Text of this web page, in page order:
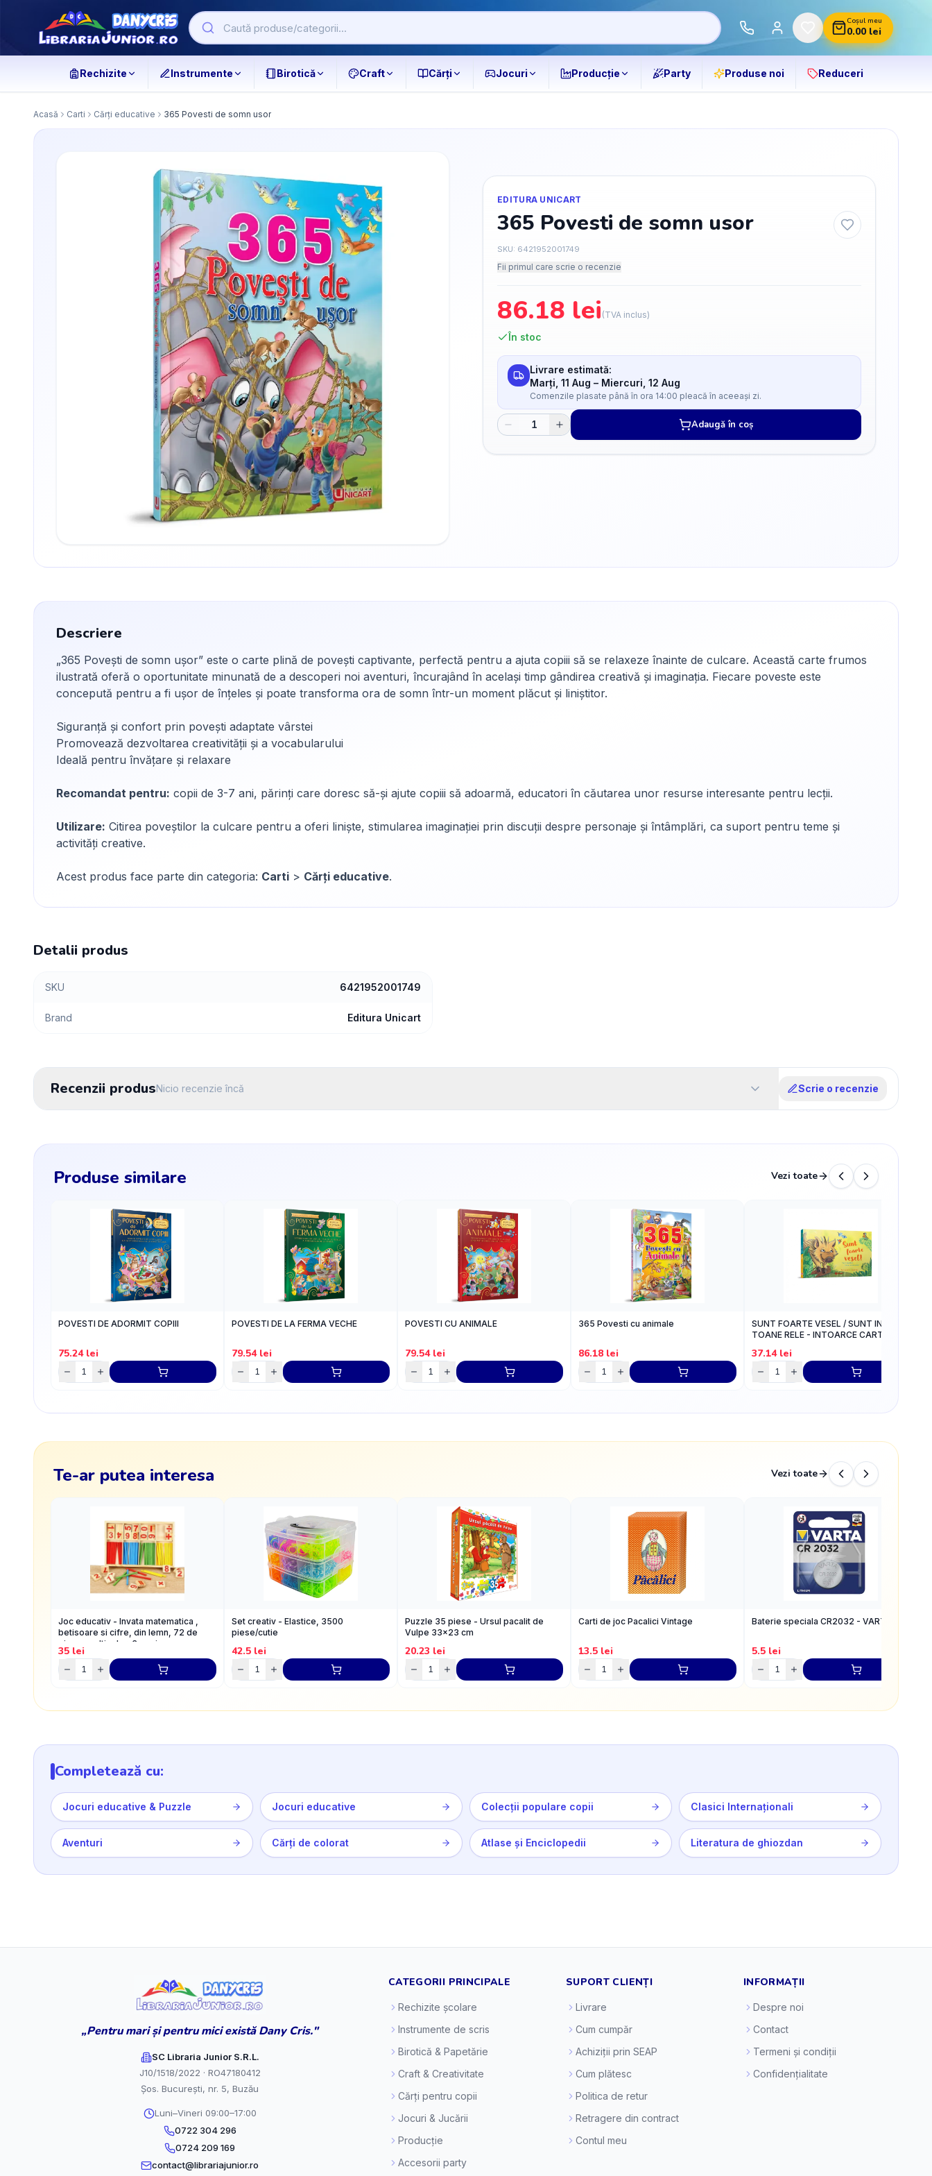
Coșul meu
0.00lei
Rechizite Instrumente Birotică Craft Cărți Jocuri Producție Party Produse noi Reduceri
Acasă Carti Cărți educative 365 Povesti de somn usor
EDITURA UNICART
365 Povesti de somn usor
SKU: 6421952001749
Fii primul care scrie o recenzie
86.18 lei (TVA inclus)
În stoc
Livrare estimată:
Marți, 11 Aug – Miercuri, 12 Aug
Comenzile plasate până în ora 14:00 pleacă în aceeași zi.
Adaugă în coș
Descriere
„365 Povești de somn ușor” este o carte plină de povești captivante, perfectă pentru a ajuta copiii să se relaxeze înainte de culcare. Această carte frumos
ilustrată oferă o oportunitate minunată de a descoperi noi aventuri, încurajând în același timp gândirea creativă și imaginația. Fiecare poveste este
concepută pentru a fi ușor de înțeles și poate transforma ora de somn într-un moment plăcut și liniștitor.
Siguranță și confort prin povești adaptate vârstei
Promovează dezvoltarea creativității și a vocabularului
Ideală pentru învățare și relaxare
Recomandat pentru: copii de 3-7 ani, părinți care doresc să-și ajute copiii să adoarmă, educatori în căutarea unor resurse interesante pentru lecții.
Utilizare: Citirea poveștilor la culcare pentru a oferi liniște, stimularea imaginației prin discuții despre personaje și întâmplări, ca suport pentru teme și
activități creative.
Acest produs face parte din categoria: Carti > Cărți educative.
Detalii produs
SKU 6421952001749
Brand Editura Unicart
Recenzii produsNicio recenzie încă Scrie o recenzie
Produse similare Vezi toate
POVESTI DE ADORMIT COPIII
75.24lei
POVESTI DE LA FERMA VECHE
79.54lei
POVESTI CU ANIMALE
79.54lei
365 Povesti cu animale
86.18 lei
SUNT FOARTE VESEL / SUNT IN
TOANE RELE - INTOARCE CARTEA
37.14lei
Te-ar putea interesa Vezi toate
Joc educativ - Invata matematica ,
betisoare si cifre, din lemn, 72 de
piese, multicolor, 3+ ani
35 lei
Set creativ - Elastice, 3500
piese/cutie
42.5 lei
Puzzle 35 piese - Ursul pacalit de
Vulpe 33x23 cm
20.23 lei
Carti de joc Pacalici Vintage
13.5 lei
Baterie speciala CR2032 - VARTA
5.5 lei
Completează cu:
Jocuri educative & Puzzle Jocuri educative Colecții populare copii Clasici Internaționali
Aventuri Cărți de colorat Atlase și Enciclopedii Literatura de ghiozdan
„Pentru mari și pentru mici există Dany Cris."
SC Libraria Junior S.R.L.
J10/1518/2022 · RO47180412
Șos. București, nr. 5, Buzău
Luni–Vineri 09:00–17:00
0722 304 296
0724 209 169
contact@librariajunior.ro
CATEGORII PRINCIPALE
Rechizite școlare
Instrumente de scris
Birotică & Papetărie
Craft & Creativitate
Cărți pentru copii
Jocuri & Jucării
Producție
Accesorii party
SUPORT CLIENȚI
Livrare
Cum cumpăr
Achiziții prin SEAP
Cum plătesc
Politica de retur
Retragere din contract
Contul meu
INFORMAȚII
Despre noi
Contact
Termeni și condiții
Confidențialitate